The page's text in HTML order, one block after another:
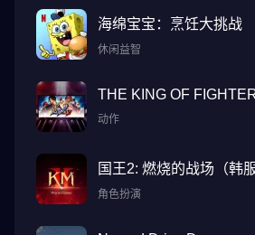
海绵宝宝：烹饪大挑战
休闲益智
THE KING OF
动作
国王2: 燃烧的战场（韩服
角色扮演